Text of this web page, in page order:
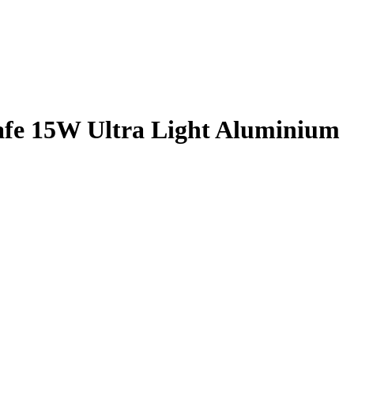
15W Ultra Light Aluminium